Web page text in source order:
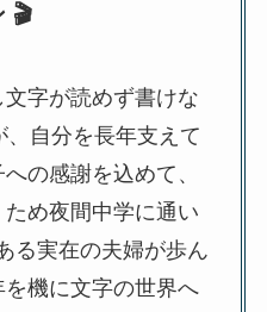
🎬
字が読めず書けな
自分を長年支えて
の感謝を込めて、
め夜間中学に通い
る実在の夫婦が歩ん
機に文字の世界へ